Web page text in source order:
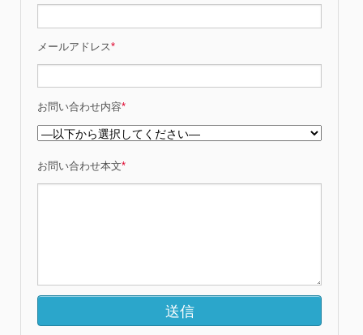
メールアドレス*
お問い合わせ内容*
お問い合わせ本文*